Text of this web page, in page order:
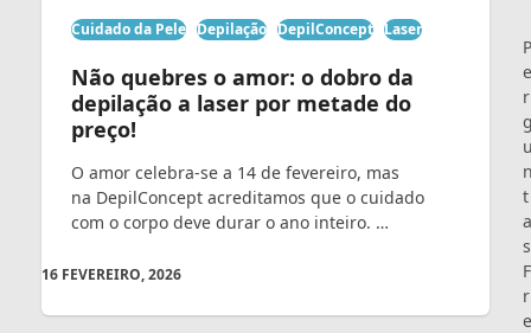
Cuidado da Pele Depilação DepilConcept Laser
Não quebres o amor: o dobro da
depilação a laser por metade do
preço!
O amor celebra-se a 14 de fevereiro, mas
na DepilConcept acreditamos que o cuidado
com o corpo deve durar o ano inteiro. …
16 FEVEREIRO, 2026
P
e
r
t
a
s
F
r
e